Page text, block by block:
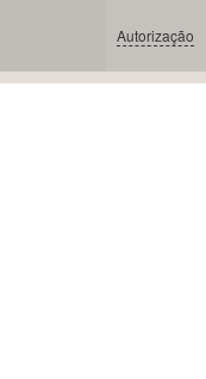
Autorização